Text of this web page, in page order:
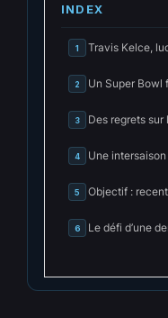
INDEX
1 Travis Kelce,
2 Un Super Bowl
3 Des regrets
4 Une
5 Objectif :
6 Le défi d’une